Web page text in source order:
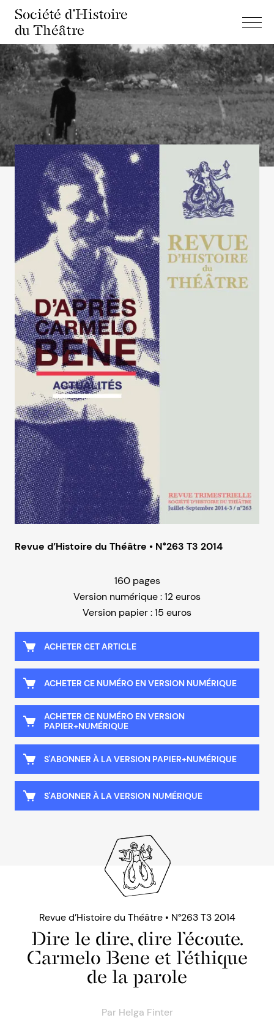
Société d'Histoire
du Théâtre
Revue d’Histoire du Théâtre • N°263 T3 2014
160 pages
Version numérique : 12 euros
Version papier : 15 euros
ACHETER CET ARTICLE
ACHETER CE NUMÉRO EN VERSION NUMÉRIQUE
ACHETER CE NUMÉRO EN VERSION
PAPIER+NUMÉRIQUE
S'ABONNER À LA VERSION PAPIER+NUMÉRIQUE
S'ABONNER À LA VERSION NUMÉRIQUE
Revue d’Histoire du Théâtre • N°263 T3 2014
Dire le dire, dire l’écoute.
Carmelo Bene et l’éthique
de la parole
Par Helga Finter